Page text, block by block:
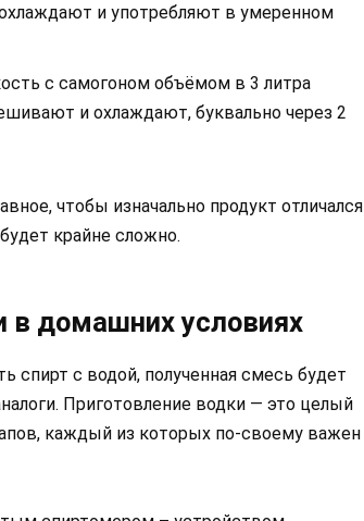
и употребляют в умеренном
с самогоном объёмом в 3 литра
и охлаждают, буквально через 2
чтобы изначально продукт отличался
крайне сложно.
в домашних условиях
спирт с водой, полученная смесь будет
Приготовление водки — это целый
каждый из которых по-своему важен